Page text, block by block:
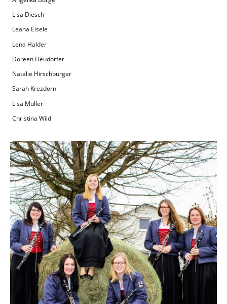
Lisa Diesch
Leana Eisele
Lena Halder
Doreen Heudorfer
Natalie Hirschburger
Sarah Krezdorn
Lisa Müller
Christina Wild